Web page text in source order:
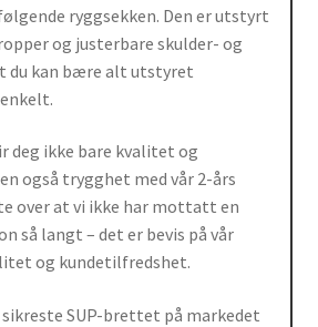
ryggsekken. Den er utstyrt
og justerbare skulder- og
du kan bære alt utstyret
deg ikke bare kvalitet og
også trygghet med vår 2-års
over at vi ikke har mottatt en
så langt – det er bevis på vår
og kundetilfredshet.
SUP-brettet på markedet